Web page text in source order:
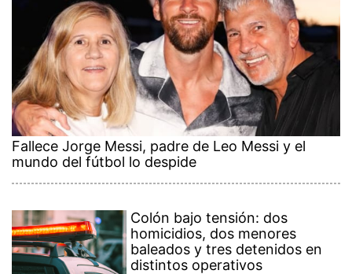
Fallece Jorge Messi, padre de Leo Messi y el
mundo del fútbol lo despide
Colón bajo tensión: dos
homicidios, dos menores
baleados y tres detenidos en
distintos operativos